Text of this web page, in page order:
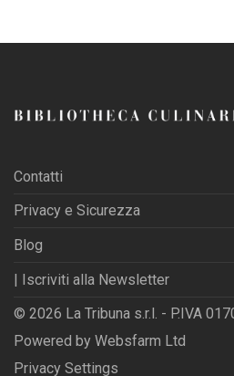
Contatti
Privacy e Sicurezza
Blog
| Iscriviti alla Newsletter
© 2026 La Tribuna s.r.l. - P.IVA
Powered by Websfarm Ltd
Privacy Settings